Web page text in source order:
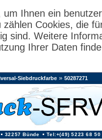
Ihnen ein
Cookies, die
sind. Weitere
Ihrer Daten
32257 Bünde Tel:+(49) 5223 68 50
Siebdruckfarbe » 50287271